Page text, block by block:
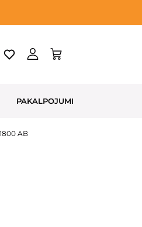
PAKALPOJUMI
AB